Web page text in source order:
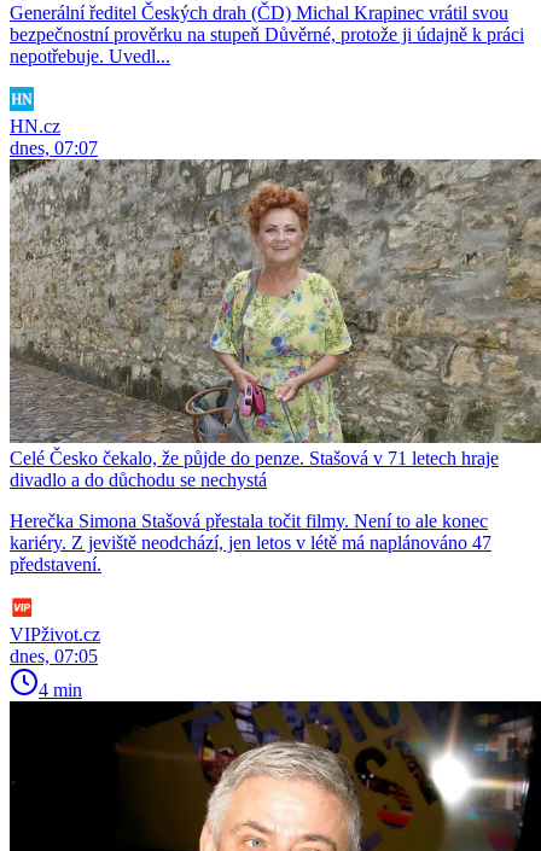
Generální ředitel Českých drah (ČD) Michal Krapinec vrátil svou
bezpečnostní prověrku na stupeň Důvěrné, protože ji údajně k práci
nepotřebuje. Uvedl...
HN.cz
dnes, 07:07
Celé Česko čekalo, že půjde do penze. Stašová v 71 letech hraje
divadlo a do důchodu se nechystá
Herečka Simona Stašová přestala točit filmy. Není to ale konec
kariéry. Z jeviště neodchází, jen letos v létě má naplánováno 47
představení.
VIPživot.cz
dnes, 07:05
4 min